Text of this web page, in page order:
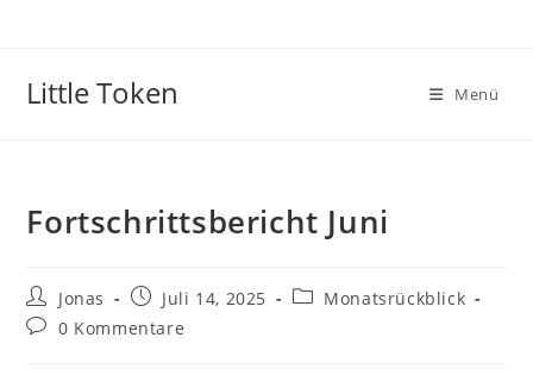
Little Token Menü
Fortschrittsbericht Juni
Jonas Juli 14, 2025
Monatsrückblick
0 Kommentare